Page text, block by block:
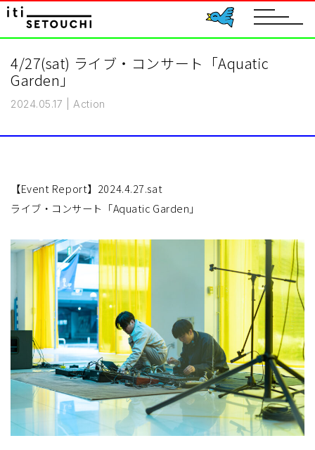
toggle
4/27(sat) ライブ・コンサート「Aquatic
Garden」
2024.05.17 Action
【Event Report】2024.4.27.sat
ライブ・コンサート「Aquatic Garden」